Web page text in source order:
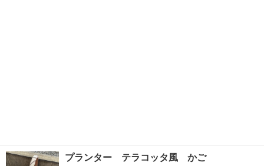
プランター テラコッタ風 かご